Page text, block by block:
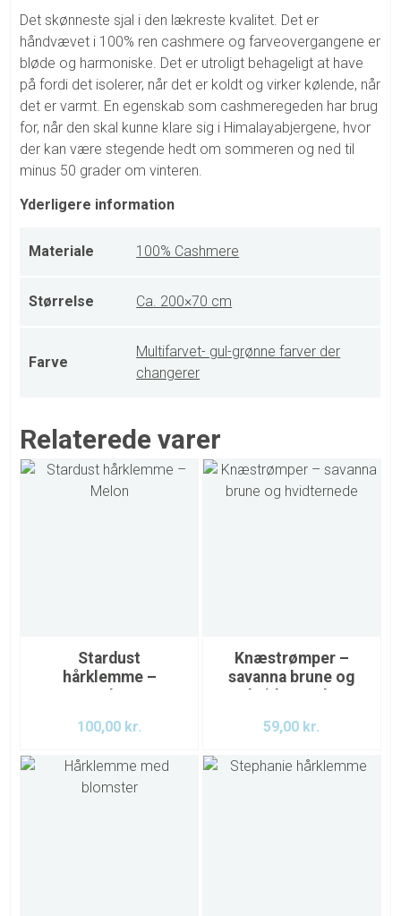
Det skønneste sjal i den lækreste kvalitet. Det er
håndvævet i 100% ren cashmere og farveovergangene er
bløde og harmoniske. Det er utroligt behageligt at have
på fordi det isolerer, når det er koldt og virker kølende, når
det er varmt. En egenskab som cashmeregeden har brug
for, når den skal kunne klare sig i Himalayabjergene, hvor
der kan være stegende hedt om sommeren og ned til
minus 50 grader om vinteren.
Yderligere information
Materiale 100% Cashmere
Størrelse Ca. 200×70 cm
Farve
Multifarvet- gul-grønne farver der
changerer
Relaterede varer
Stardust
hårklemme –
100,00 kr.
Knæstrømper –
savanna brune og
59,00 kr.